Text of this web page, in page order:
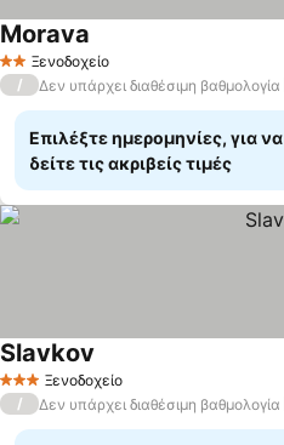
2 ΑστέριαΞενοδοχείο
Morava
/ Δεν υπάρχει διαθέσιμη βαθμολογία
Επιλέξτε ημερομηνίες, για να
δείτε τις ακριβείς τιμές
3 ΑστέριαΞενοδοχείο
Slavkov
/ Δεν υπάρχει διαθέσιμη βαθμολογία